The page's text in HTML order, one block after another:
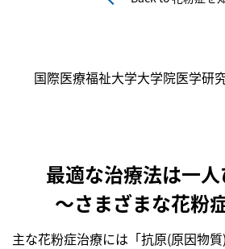
国際医療福祉大学大学院医学研
最適な治療法は一
～さまざまな花粉
主な花粉症治療には「抗原(原因物